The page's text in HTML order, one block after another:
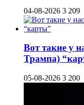
04-08-2026 3 209
Вот такие у
Трампа)
05-08-2026 3 200